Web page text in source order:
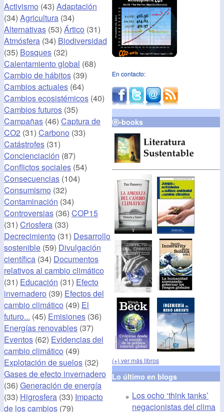
Activismo (43) Adaptación
(34) Agricultura (34)
Alternativas (53) Ártico (31)
Atmósfera (34) Biodiversidad
(35) Bosques (32)
Calentamiento global (68)
Cambio de hábitos (39)
Cambios actuales (64)
Cambios ecosistémicos (40)
Cambios futuros (35)
Campañas (46) Captura de
CO2 (31) Carbono (33)
Catástrofes (31)
Concienciación (87)
Conflictos sociales (54)
Consecuencias (104)
Consumismo (32)
Contaminación (34)
Controversias (36) COP15
(31) Criosfera (33)
Decrecimiento (31) Desarrollo
sostenible (59) Divulgación
científica (34) Documentos
relativos al cambio climático
(31) Educación (31) Efecto
invernadero (39) Efectos del
cambio climático (49) El
futuro... (45) Emisiones (36)
Energías renovables (37)
Eventos (62) Evidencias del
cambio climático (49)
Explotación de suelos (32)
Gases de efecto invernadero
(36) Generación de energía
(33) Higrosfera (33) Impacto
de los cambios (79)
En contacto:
ⓔ-books
(+) ver más libros
Lo último en blogs
Los ocho ‘think tanks’
negacionistas del clima